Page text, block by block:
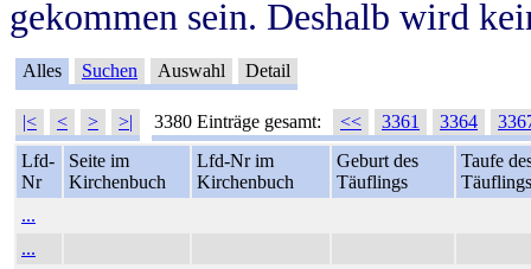
gekommen sein. Deshalb wird
Alles Suchen Auswahl Detail
|< < > >| 3380 Einträge gesamt: << 3361 3364
Lfd-
Nr
Seite im
Kirchenbuch
Lfd-Nr im
Kirchenbuch
Geburt des
Täuflings
Taufe
Täuflings
...
...